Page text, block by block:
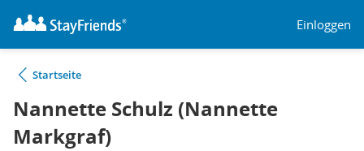
Einloggen
Startseite
Nannette Schulz (Nannette
Markgraf)